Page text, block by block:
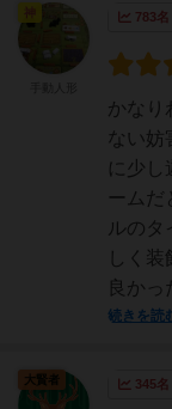
783名
かなり
ない妨
に少し
ームだ
ルの
しく
良か
続きを読
神
345名
大賢者